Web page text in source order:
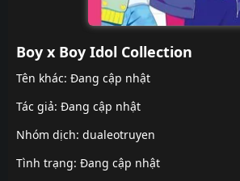
Boy x Boy Idol Collection
Tên khác: Đang cập nhật
Tác giả: Đang cập nhật
Nhóm dịch: dualeotruyen
Tình trạng: Đang cập nhật